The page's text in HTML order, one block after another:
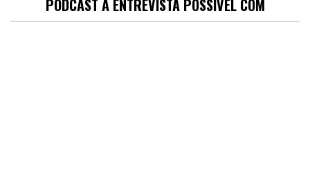
PODCAST A ENTREVISTA POSSÍVEL COM